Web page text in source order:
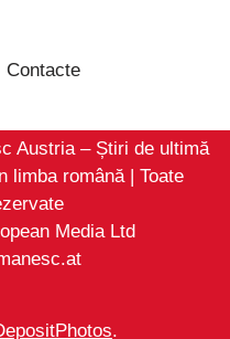
Contacte
Austria – Știri de ultimă
limba română | Toate
Media Ltd
.